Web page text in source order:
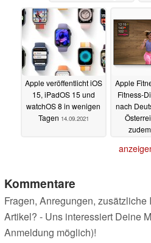
14.09.2021
Apple veröffentlicht iOS
15, iPadOS 15 und
watchOS 8 in wenigen
Tagen 14.09.2021
Apple
Fitness-
nach
Kommentare
Fragen, Anregungen,
Artikel? - Uns interessiert Deine
Anmeldung möglich)!